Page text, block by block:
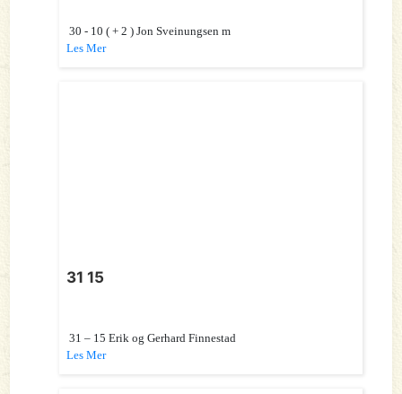
30 - 10 ( + 2 ) Jon Sveinungsen m
Les Mer
31 15
31 – 15 Erik og Gerhard Finnestad
Les Mer